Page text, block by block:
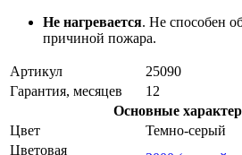
Не нагревается. Не способен
причиной пожара.
Артикул
25090
Гарантия, месяцев
12
Основные
Цвет
Темно-серый
Цветовая